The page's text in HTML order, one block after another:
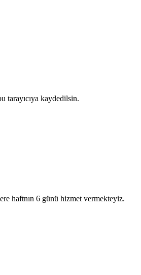
tarayıcıya kaydedilsin.
haftnın 6 günü hizmet vermekteyiz.